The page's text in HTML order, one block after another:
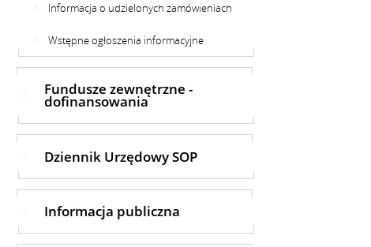
Informacja o udzielonych zamówieniach
Wstępne ogłoszenia informacyjne
Fundusze zewnętrzne -
dofinansowania
Dziennik Urzędowy SOP
Informacja publiczna